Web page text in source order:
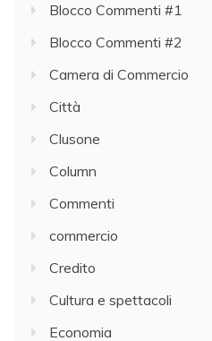
Blocco Commenti #1
Blocco Commenti #2
Camera di Commercio
Città
Clusone
Column
Commenti
commercio
Credito
Cultura e spettacoli
Economia